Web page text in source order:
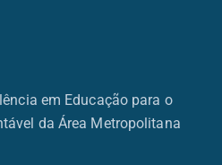
em Educação para o
da Área Metropolitana